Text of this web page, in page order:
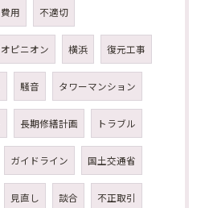
費用 不適切
ピニオン 横浜 復元工事
騒音 タワーマンション
長期修繕計画 トラブル
ガイドライン 国土交通省
見直し 談合 不正取引